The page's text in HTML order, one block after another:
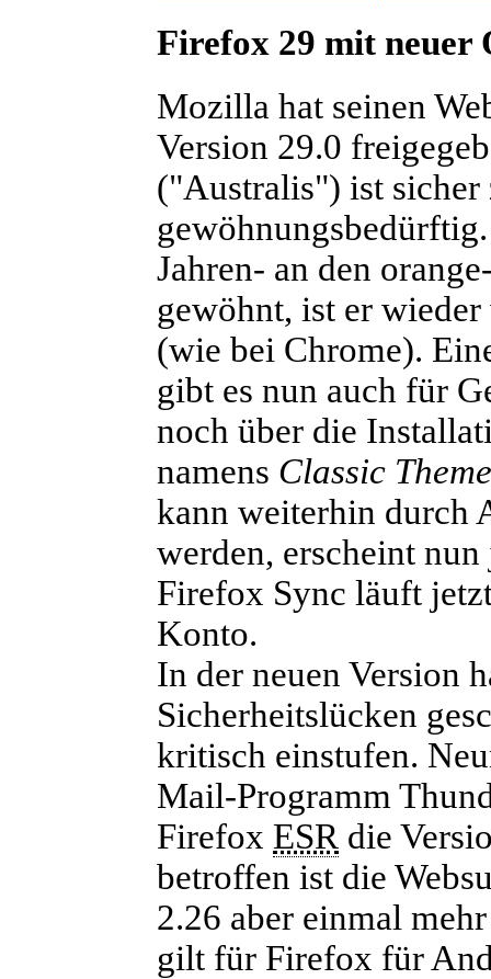
Firefox 29 mit neuer
Mozilla hat seinen
Version 29.0
("Australis") ist sicher
Jahren- an den
gewöhnt, ist er
(wie bei Chrome).
gibt es nun auch für
noch über die
namens Classic
kann weiterhin durch
werden, erscheint
Firefox Sync läuft
Konto.
In der neuen Version
Sicherheitslücken
kritisch einstufen.
Mail-Programm
Firefox ESR die
betroffen ist die
2.26 aber einmal
gilt für Firefox für